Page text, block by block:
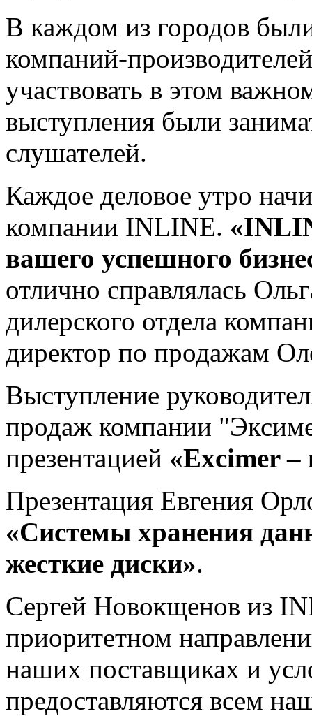
В каждом из городов
компаний-
участвовать в этом
выступления были
слушателей.
Каждое деловое утро
компании INLINE.
вашего успешного
отлично справлялась
дилерского отдела
директор по продажам
Выступление
продаж компании
презентацией «Exсimer –
Презентация Евгения
«Системы хранения
жесткие диски».
Сергей Новокщенов из
приоритетном
наших поставщиках и
предоставляются всем